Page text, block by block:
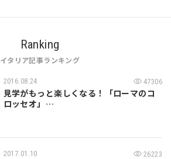
Ranking
イタリア記事ランキング
2016.08.24 47306
見学がもっと楽しくなる！「ローマのコ
ロッセオ」…
2017.01.10 26223